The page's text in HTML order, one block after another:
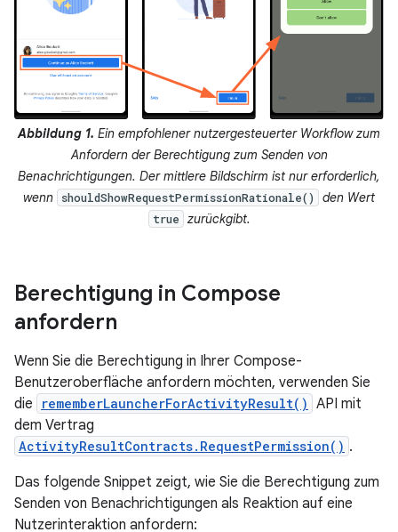
Abbildung 1. Ein empfohlener nutzergesteuerter Workflow zum
Anfordern der Berechtigung zum Senden von
Benachrichtigungen. Der mittlere Bildschirm ist nur erforderlich,
wenn
shouldShowRequestPermissionRationale() den Wert
true zurückgibt.
Berechtigung in Compose
anfordern
Wenn Sie die Berechtigung in Ihrer Compose-
Benutzeroberfläche anfordern möchten, verwenden Sie
die
rememberLauncherForActivityResult() API mit
dem Vertrag
ActivityResultContracts.RequestPermission() .
Das folgende Snippet zeigt, wie Sie die Berechtigung zum
Senden von Benachrichtigungen als Reaktion auf eine
Nutzerinteraktion anfordern: